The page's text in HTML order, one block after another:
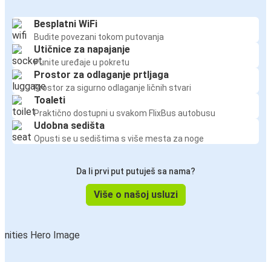
Besplatni WiFi
Budite povezani tokom putovanja
Utičnice za napajanje
Punite uređaje u pokretu
Prostor za odlaganje prtljaga
Prostor za sigurno odlaganje ličnih stvari
Toaleti
Praktično dostupni u svakom FlixBus autobusu
Udobna sedišta
Opusti se u sedištima s više mesta za noge
Da li prvi put putuješ sa nama?
Više o našoj usluzi